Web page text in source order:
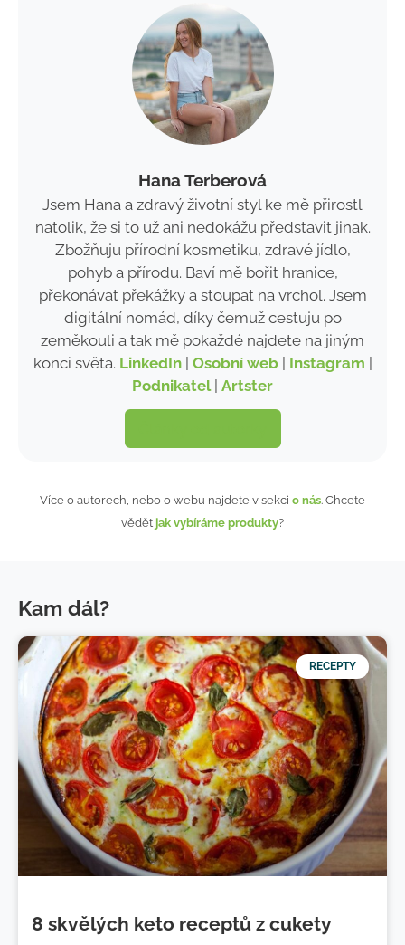
Hana Terberová
Jsem Hana a zdravý životní styl ke mě přirostl
natolik, že si to už ani nedokážu představit jinak.
Zbožňuju přírodní kosmetiku, zdravé jídlo,
pohyb a přírodu. Baví mě bořit hranice,
překonávat překážky a stoupat na vrchol. Jsem
digitální nomád, díky čemuž cestuju po
zeměkouli a tak mě pokaždé najdete na jiným
konci světa. LinkedIn| Osobní web| Instagram |
Podnikatel| Artster
Více o autorech, nebo o webu najdete v sekci o nás. Chcete
vědět jak vybíráme produkty?
Kam dál?
RECEPTY
8 skvělých keto receptů z cukety